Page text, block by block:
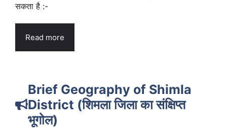
सकता है :-
Read more
Brief Geography of Shimla
District (शिमला जिला का संक्षिप्त
भूगोल)